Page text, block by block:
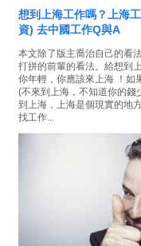
想到上海工作嗎？上海
資) 去中國工作Q與A
本文除了版主喬治自己的看
打拼的前輩的看法。給想到
你年輕，你應該來上海 ！如
(不來到上海，不知道你的錢
到上海，上海是個現實的地
找工作...